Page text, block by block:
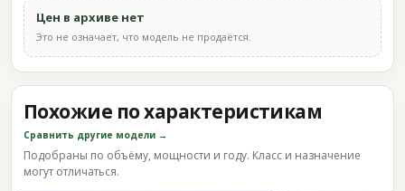
Цен в архиве нет
Это не означает, что модель не продаётся.
Похожие по характеристикам
Сравнить другие модели →
Подобраны по объёму, мощности и году. Класс и назначение
могут отличаться.